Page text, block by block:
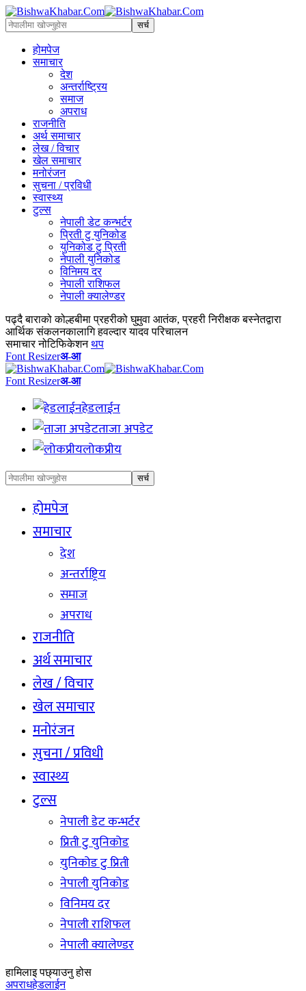
होमपेज
समाचार
देश
अन्तर्राष्ट्रिय
समाज
अपराध
राजनीति
अर्थ समाचार
लेख / विचार
खेल समाचार
मनोरंजन
सुचना / प्रविधी
स्वास्थ्य
टुल्स
नेपाली डेट कन्भर्टर
प्रिती टु युनिकोड
युनिकोड टु प्रिती
नेपाली युनिकोड
विनिमय दर
नेपाली राशिफल
नेपाली क्यालेण्डर
पढ्दै बाराको कोल्हबीमा प्रहरीको घुमुवा आतंक, प्रहरी निरीक्षक बस्नेतद्वारा
आर्थिक संकलनकालागि हवल्दार यादव परिचालन
समाचार नोटिफिकेशन थप
Font Resizerअ-आ
Font Resizerअ-आ
हेडलाईन
ताजा अपडेट
लोकप्रीय
होमपेज
समाचार
देश
अन्तर्राष्ट्रिय
समाज
अपराध
राजनीति
अर्थ समाचार
लेख / विचार
खेल समाचार
मनोरंजन
सुचना / प्रविधी
स्वास्थ्य
टुल्स
नेपाली डेट कन्भर्टर
प्रिती टु युनिकोड
युनिकोड टु प्रिती
नेपाली युनिकोड
विनिमय दर
नेपाली राशिफल
नेपाली क्यालेण्डर
हामिलाइ पछ्याउनु होस
अपराधहेडलाईन